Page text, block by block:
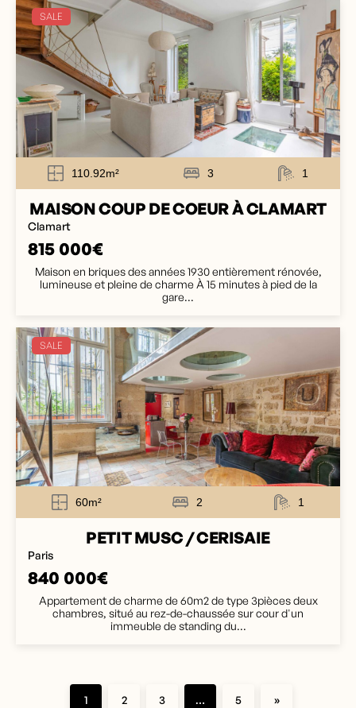
SALE
110.92m² 3 1
MAISON COUP DE COEUR À CLAMART
Clamart
815 000€
Maison en briques des années 1930 entièrement rénovée,
lumineuse et pleine de charme À 15 minutes à pied de la
gare...
SALE
60m² 2 1
PETIT MUSC / CERISAIE
Paris
840 000€
Appartement de charme de 60m2 de type 3pièces deux
chambres, situé au rez-de-chaussée sur cour d'un
immeuble de standing du...
1 2 3 … 5 »